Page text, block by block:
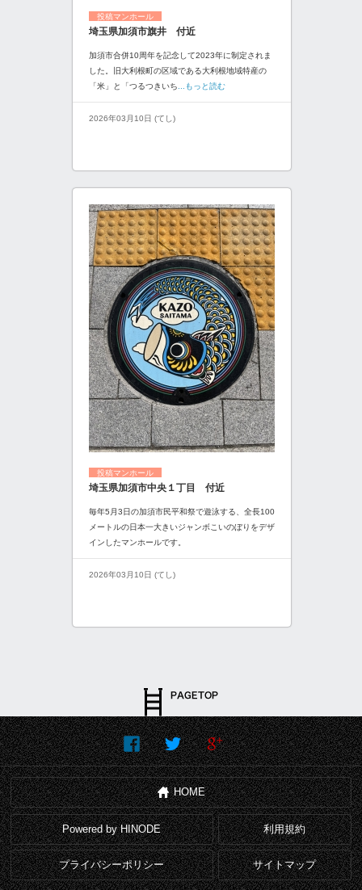
投稿マンホール
埼玉県加須市旗井 付近
加須市合併10周年を記念して2023年に制定されま
した。旧大利根町の区域である大利根地域特産の
「米」と「つるつきいち ...もっと読む
2026年03月10日 (てし)
投稿マンホール
埼玉県加須市中央１丁目 付近
毎年5月3日の加須市民平和祭で遊泳する、全長100
メートルの日本一大きいジャンボこいのぼりをデザ
インしたマンホールです。
2026年03月10日 (てし)
HOME
Powered by HINODE 利用規約
プライバシーポリシー サイトマップ